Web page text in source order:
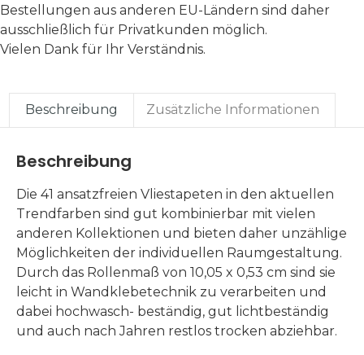
Bestellungen aus anderen EU-Ländern sind daher
ausschließlich für Privatkunden möglich.
Vielen Dank für Ihr Verständnis.
Beschreibung Zusätzliche Informationen
Beschreibung
Die 41 ansatzfreien Vliestapeten in den aktuellen
Trendfarben sind gut kombinierbar mit vielen
anderen Kollektionen und bieten daher unzählige
Möglichkeiten der individuellen Raumgestaltung.
Durch das Rollenmaß von 10,05 x 0,53 cm sind sie
leicht in Wandklebetechnik zu verarbeiten und
dabei hochwasch- beständig, gut lichtbeständig
und auch nach Jahren restlos trocken abziehbar.